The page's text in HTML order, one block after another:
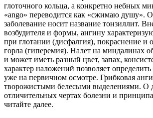
глоточного кольца, а конкретно небных
«ango» переводится как «сжимаю душу».
заболевание носит название тонзиллит.
возбудителя и формы, ангину
при глотании (дисфалгия), покраснение и
горла (гиперемия). Налет на миндалинах
и может иметь разный цвет, запах,
характер наложений позволяет
уже на первичном осмотре. Грибковая
творожистыми белесыми выделениями. О
отличительных чертах болезни и
читайте далее.